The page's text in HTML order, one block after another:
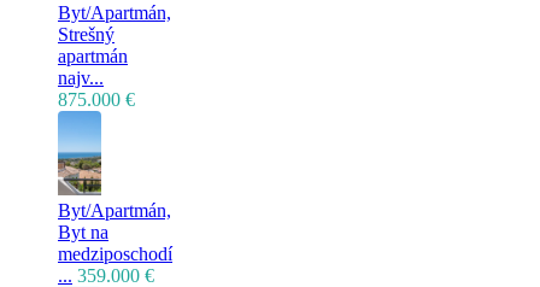
Byt/Apartmán,
Strešný
apartmán
najv...
875.000 €
Byt/Apartmán,
Byt na
medziposchodí
... 359.000 €